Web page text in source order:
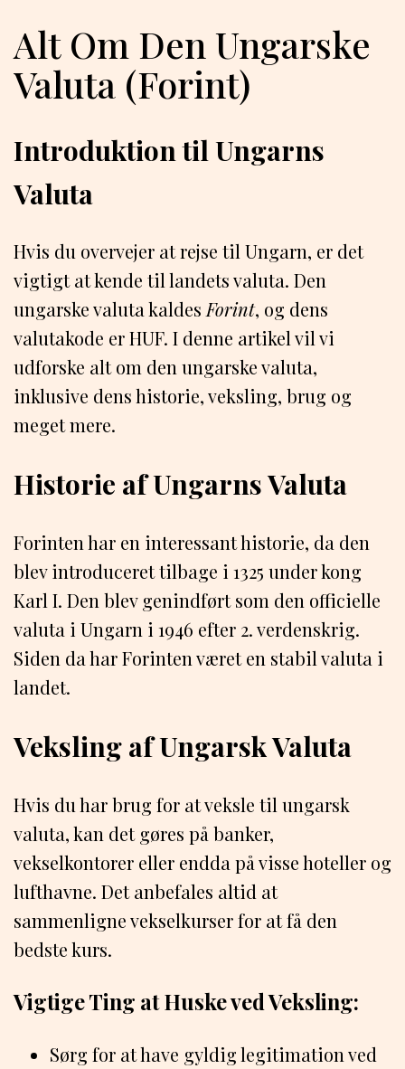
Alt Om Den Ungarske
Valuta (Forint)
Introduktion til Ungarns
Valuta
Hvis du overvejer at rejse til Ungarn, er det
vigtigt at kende til landets valuta. Den
ungarske valuta kaldesForint, og dens
valutakode er HUF. I denne artikel vil vi
udforske alt om den ungarske valuta,
inklusive dens historie, veksling, brug og
meget mere.
Historie af Ungarns Valuta
Forinten har en interessant historie, da den
blev introduceret tilbage i 1325 under kong
Karl I. Den blev genindført som den officielle
valuta i Ungarn i 1946 efter 2. verdenskrig.
Siden da har Forinten været en stabil valuta i
landet.
Veksling af Ungarsk Valuta
Hvis du har brug for at veksle til ungarsk
valuta, kan det gøres på banker,
vekselkontorer eller endda på visse hoteller og
lufthavne. Det anbefales altid at
sammenligne vekselkurser for at få den
bedste kurs.
Vigtige Ting at Huske ved Veksling:
Sørg for at have gyldig legitimation ved